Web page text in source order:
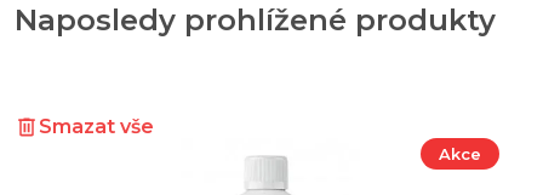
Naposledy prohlížené produkty
Smazat vše
Akce